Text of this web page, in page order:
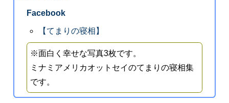
Facebook
【てまりの寝相】
※面白く幸せな写真3枚です。
ミナミアメリカオットセイのてまりの寝相集
です。